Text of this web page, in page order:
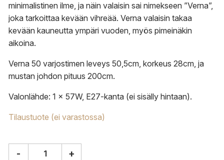
minimalistinen ilme, ja näin valaisin sai nimekseen ”Verna”,
joka tarkoittaa kevään vihreää. Verna valaisin takaa
kevään kauneutta ympäri vuoden, myös pimeinäkin
aikoina.
Verna 50 varjostimen leveys 50,5cm, korkeus 28cm, ja
mustan johdon pituus 200cm.
Valonlähde: 1 x 57W, E27-kanta (ei sisälly hintaan).
Tilaustuote (ei varastossa)
- +